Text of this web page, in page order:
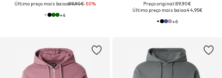
Último preço mais baixo:89,90€-50%
+4
Preço original: 89,90€
Último preço mais baixo:44,95€
+6